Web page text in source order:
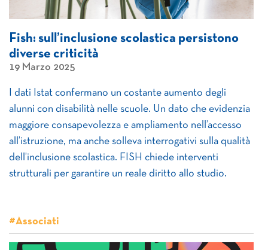
Fish: sull’inclusione scolastica persistono
diverse criticità
19 Marzo 2025
I dati Istat confermano un costante aumento degli
alunni con disabilità nelle scuole. Un dato che evidenzia
maggiore consapevolezza e ampliamento nell’accesso
all’istruzione, ma anche solleva interrogativi sulla qualità
dell’inclusione scolastica. FISH chiede interventi
strutturali per garantire un reale diritto allo studio.
#Associati